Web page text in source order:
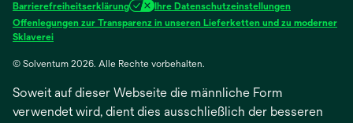
geöffnetgeöffnetgeöffnetgeöffnetgeöffnet
Barrierefreiheitserklärung
Ihre Datenschutzeinstellungen
Offenlegungen zur Transparenz in unseren Lieferketten und zu moderner
Sklavereiwird
einer
Registerkarte
geöffnet
© Solventum 2026. Alle Rechte vorbehalten.
Soweit auf dieser Webseite die männliche Form
verwendet wird, dient dies ausschließlich der besseren